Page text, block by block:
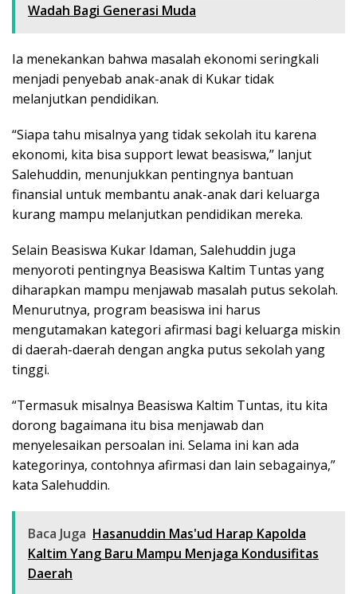
Wadah Bagi Generasi Muda
Ia menekankan bahwa masalah ekonomi seringkali
menjadi penyebab anak-anak di Kukar tidak
melanjutkan pendidikan.
“Siapa tahu misalnya yang tidak sekolah itu karena
ekonomi, kita bisa support lewat beasiswa,” lanjut
Salehuddin, menunjukkan pentingnya bantuan
finansial untuk membantu anak-anak dari keluarga
kurang mampu melanjutkan pendidikan mereka.
Selain Beasiswa Kukar Idaman, Salehuddin juga
menyoroti pentingnya Beasiswa Kaltim Tuntas yang
diharapkan mampu menjawab masalah putus sekolah.
Menurutnya, program beasiswa ini harus
mengutamakan kategori afirmasi bagi keluarga miskin
di daerah-daerah dengan angka putus sekolah yang
tinggi.
“Termasuk misalnya Beasiswa Kaltim Tuntas, itu kita
dorong bagaimana itu bisa menjawab dan
menyelesaikan persoalan ini. Selama ini kan ada
kategorinya, contohnya afirmasi dan lain sebagainya,”
kata Salehuddin.
Baca Juga Hasanuddin Mas'ud Harap Kapolda
Kaltim Yang Baru Mampu Menjaga Kondusifitas
Daerah